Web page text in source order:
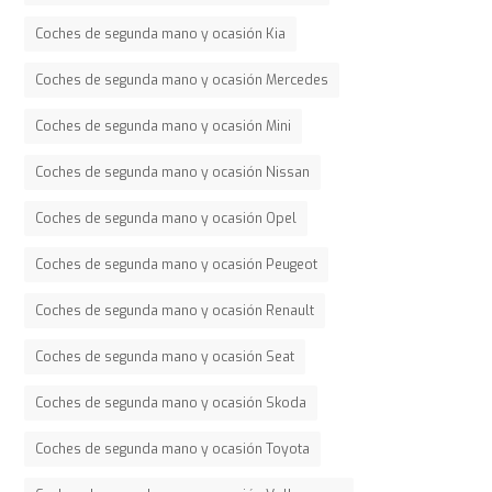
Coches de segunda mano y ocasión Kia
Coches de segunda mano y ocasión Mercedes
Coches de segunda mano y ocasión Mini
Coches de segunda mano y ocasión Nissan
Coches de segunda mano y ocasión Opel
Coches de segunda mano y ocasión Peugeot
Coches de segunda mano y ocasión Renault
Coches de segunda mano y ocasión Seat
Coches de segunda mano y ocasión Skoda
Coches de segunda mano y ocasión Toyota